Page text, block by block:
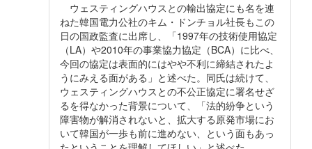
ウェスティングハウスとの輸出協定にも名を連
ねた韓国電力公社のキム・ドンチョル社長もこの
日の国政監査に出席し、「1997年の技術使用協定
（LA）や2010年の事業協力協定（BCA）に比べ、
今回の協定は表面的にはやや不利に締結されたよ
うにみえる面がある」と述べた。同氏は続けて、
ウェスティングハウスとの不公正協定に署名せざ
るを得なかった背景について、「法的紛争という
障害物が解消されないと、拡大する原発市場にお
いて韓国が一歩も前に進めない、という面もあっ